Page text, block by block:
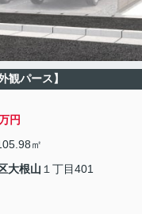
観パース】
円
㎡
大根山 １丁目401